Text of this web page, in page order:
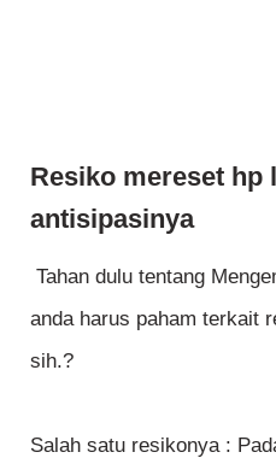
Resiko mereset hp
antisipasinya
Tahan dulu tentang
anda harus paham terkait
sih.?
Salah satu resikonya :